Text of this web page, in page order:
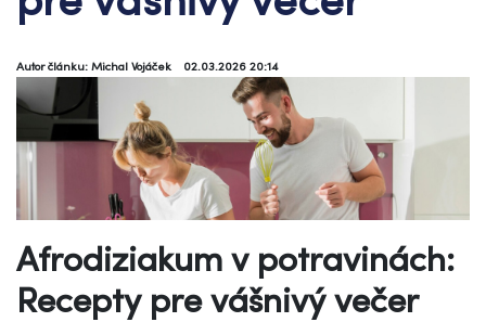
Autor článku: Michal Vojáček 02.03.2026 20:14
Afrodiziakum v potravinách:
Recepty pre vášnivý večer